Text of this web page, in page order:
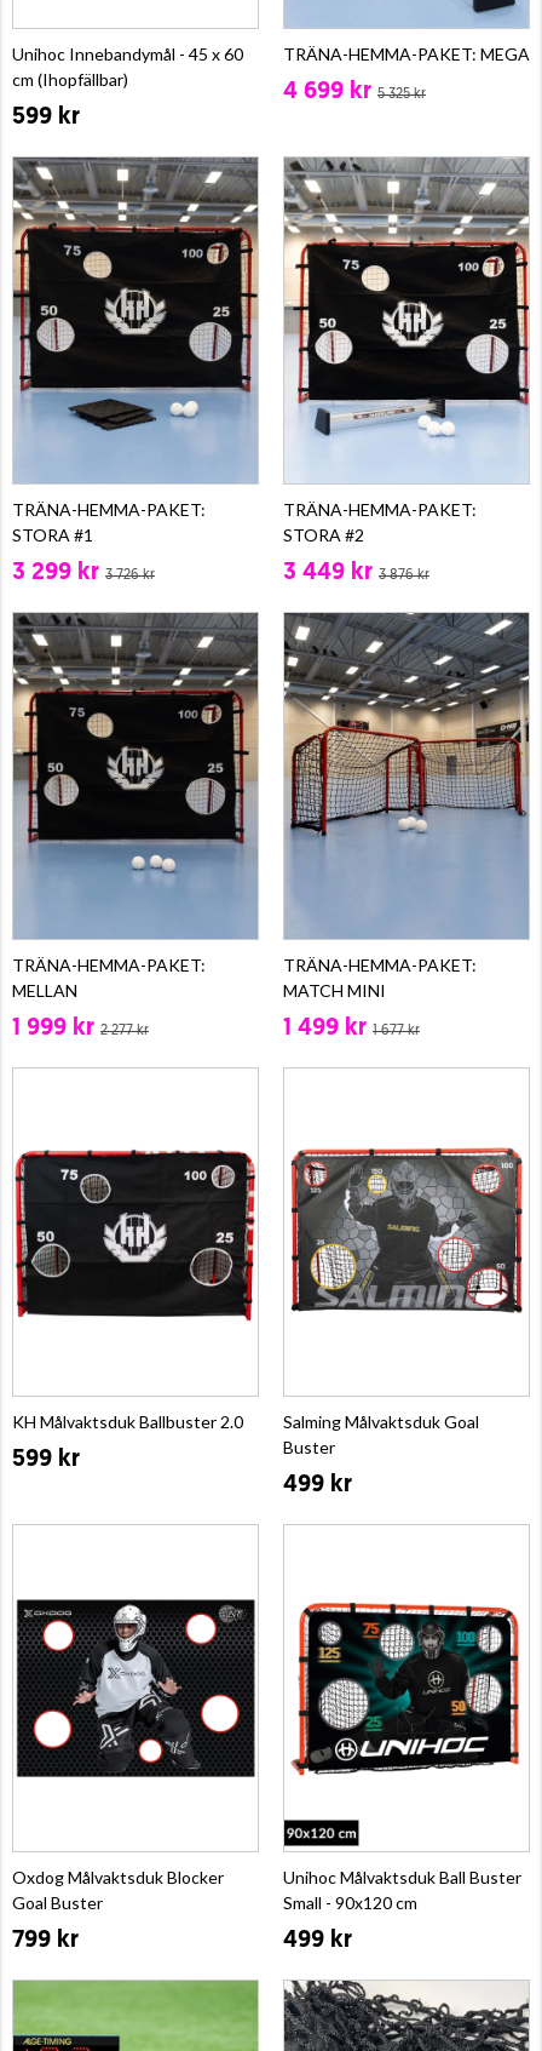
Unihoc Innebandymål - 45 x 60
cm (Ihopfällbar)
599 kr
TRÄNA-HEMMA-PAKET: MEGA
4 699 kr 5 325 kr
TRÄNA-HEMMA-PAKET:
STORA #1
3 299 kr 3 726 kr
TRÄNA-HEMMA-PAKET:
STORA #2
3 449 kr 3 876 kr
TRÄNA-HEMMA-PAKET:
MELLAN
1 999 kr 2 277 kr
TRÄNA-HEMMA-PAKET:
MATCH MINI
1 499 kr 1 677 kr
KH Målvaktsduk Ballbuster 2.0
599 kr
Salming Målvaktsduk Goal
Buster
499 kr
Oxdog Målvaktsduk Blocker
Goal Buster
799 kr
Unihoc Målvaktsduk Ball Buster
Small - 90x120 cm
499 kr